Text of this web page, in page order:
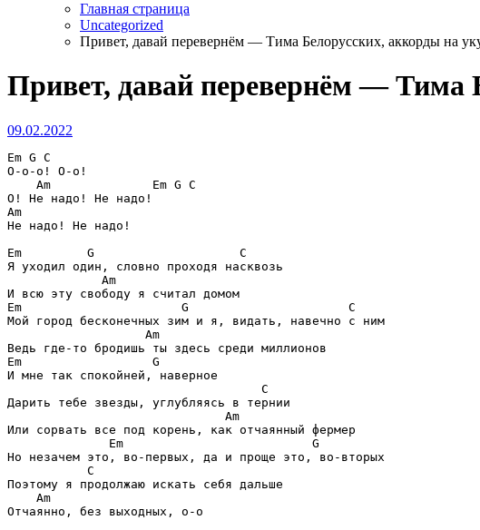
Главная страница
Uncategorized
Привет, давай перевернём — Тима Белорусских, аккорды на
Привет, давай перевернём — Тима
09.02.2022
Em G C
О-о-о! О-о!
Am              Em G C
Am
Не надо! Не надо!
Em         G                    C
Я уходил один, словно проходя насквозь
Am
Em                      G                      C
Мой город бесконечных зим и я, видать, навечно с ним
Am
Em                  G
И мне так спокойней, наверное
C
Дарить тебе звезды, углубляясь в тернии
Am
Или сорвать все под корень, как отчаянный фермер
Em                          G
Но незачем это, во-первых, да и проще это, во-вторых
C
Поэтому я продолжаю искать себя дальше
Am
Отчаянно, без выходных, о-о